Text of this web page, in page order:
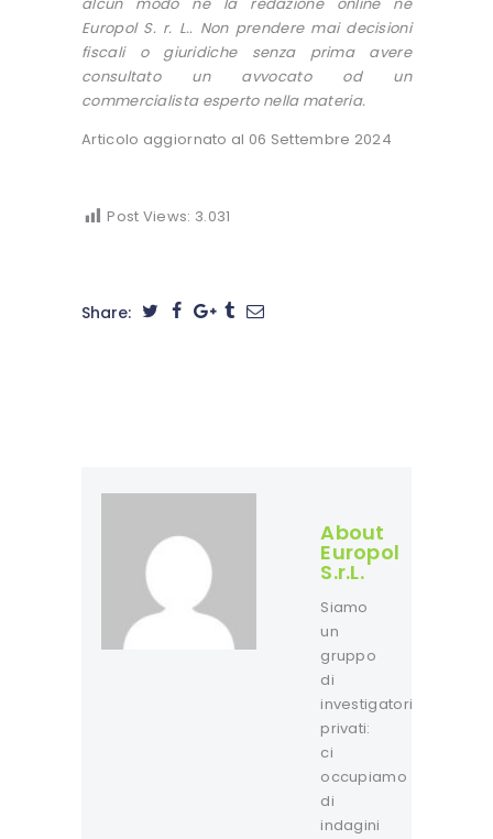
Europol S. r. L.. Non prendere mai decisioni
fiscali o giuridiche senza prima avere
consultato un avvocato od un
commercialista esperto nella materia.
Articolo aggiornato al 06 Settembre 2024
Post Views: 3.031
Share:
About
Europol
S.r.L.
Siamo
un
gruppo
di
investigatori
privati:
ci
occupiamo
di
indagini